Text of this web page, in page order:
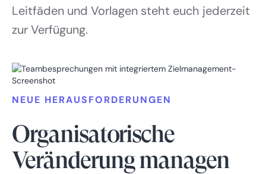
Leitfäden und Vorlagen steht euch jederzeit
zur Verfügung.
NEUE HERAUSFORDERUNGEN
Organisatorische
Veränderung managen